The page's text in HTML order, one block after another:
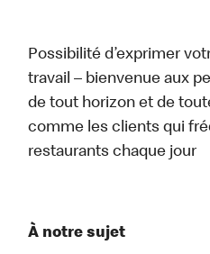
Possibilité d’exprimer
travail – bienvenue aux
de tout horizon et de
comme les clients qui
restaurants chaque jour
À notre sujet